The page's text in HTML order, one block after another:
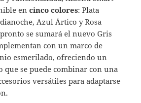
encinco colores: Plata
Azul Ártico y Rosa
se sumará el nuevo Gris
con un marco de
esmerilado, ofreciendo un
que se puede combinar con una
versátiles para adaptarse